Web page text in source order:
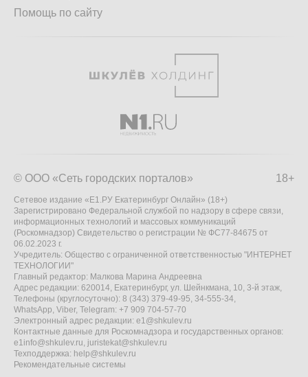
Помощь по сайту
18+
© ООО «Сеть городских порталов»
Сетевое издание «Е1.РУ Екатеринбург Онлайн» (18+)
Зарегистрировано Федеральной службой по надзору в сфере связи,
информационных технологий и массовых коммуникаций
(Роскомнадзор) Свидетельство о регистрации № ФС77-84675 от
06.02.2023 г.
Учредитель: Общество с ограниченной ответственностью "ИНТЕРНЕТ
ТЕХНОЛОГИИ"
Главный редактор: Малкова Марина Андреевна
Адрес редакции: 620014, Екатеринбург, ул. Шейнкмана, 10, 3-й этаж,
Телефоны (круглосуточно): 8 (343) 379-49-95, 34-555-34,
WhatsApp, Viber, Telegram: +7 909 704-57-70
Электронный адрес редакции: e1@shkulev.ru
Контактные данные для Роскомнадзора и государственных органов:
e1info@shkulev.ru, juristekat@shkulev.ru
Техподдержка: help@shkulev.ru
Рекомендательные системы